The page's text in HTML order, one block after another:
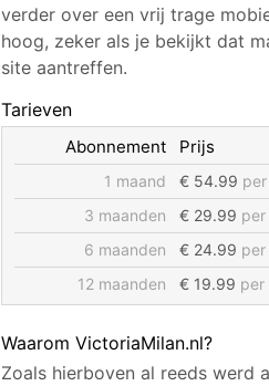
verder over een vrij trage
hoog, zeker als je bekijkt dat
site aantreffen.
Tarieven
Abonnement Prijs
1 maand € 54.99
3 maanden
€ 29.99 per
6 maanden
€ 24.99 per
12 maanden
€ 19.99 per
Waarom VictoriaMilan.nl?
Zoals hierboven al reeds werd